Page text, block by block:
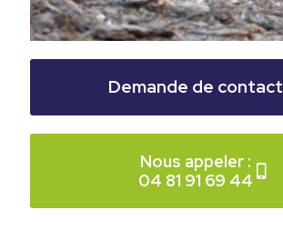
Demande de contact
Nous appeler :
04 81 91 69 44